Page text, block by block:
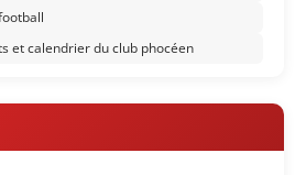
et calendrier du club phocéen